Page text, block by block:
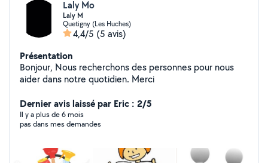
Laly Mo
Laly M
Quetigny (Les Huches)
4,4/5 (5 avis)
Présentation
Bonjour, Nous recherchons des personnes pour nous
aider dans notre quotidien. Merci
Dernier avis laissé par Eric : 2/5
Il y a plus de 6 mois
pas dans mes demandes